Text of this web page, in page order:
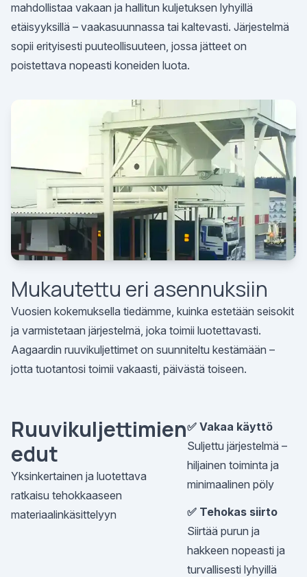
mahdollistaa vakaan ja hallitun kuljetuksen lyhyillä
etäisyyksillä – vaakasuunnassa tai kaltevasti. Järjestelmä
sopii erityisesti puuteollisuuteen, jossa jätteet on
poistettava nopeasti koneiden luota.
Mukautettu eri asennuksiin
Vuosien kokemuksella tiedämme, kuinka estetään seisokit
ja varmistetaan järjestelmä, joka toimii luotettavasti.
Aagaardin ruuvikuljettimet on suunniteltu kestämään –
jotta tuotantosi toimii vakaasti, päivästä toiseen.
Ruuvikuljettimien
edut
Yksinkertainen ja luotettava
ratkaisu tehokkaaseen
materiaalinkäsittelyyn
✅ Vakaa käyttö
Suljettu järjestelmä –
hiljainen toiminta ja
minimaalinen pöly
✅ Tehokas siirto
Siirtää purun ja
hakkeen nopeasti ja
turvallisesti lyhyillä